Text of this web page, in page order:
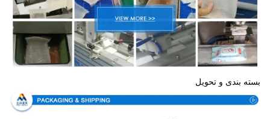
بسته بندی و تحویل